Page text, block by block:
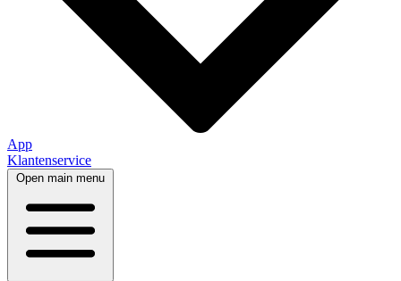
App
Klantenservice
Open main menu